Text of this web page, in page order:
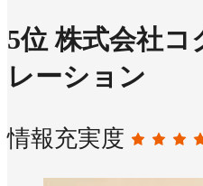
5位株式会社コ
レーション
情報充実度